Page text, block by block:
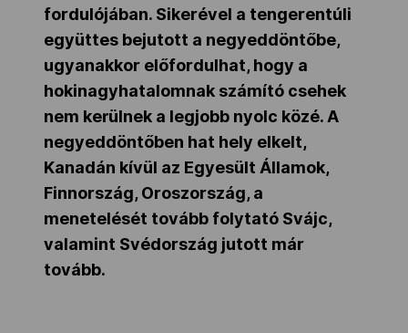
OVEP
Adatbank
fordulójában. Sikerével a tengerentúli
együttes bejutott a negyeddöntőbe,
ugyanakkor előfordulhat, hogy a
hokinagyhatalomnak számító csehek
nem kerülnek a legjobb nyolc közé. A
negyeddöntőben hat hely elkelt,
Kanadán kívül az Egyesült Államok,
Finnország, Oroszország, a
menetelését tovább folytató Svájc,
valamint Svédország jutott már
tovább.